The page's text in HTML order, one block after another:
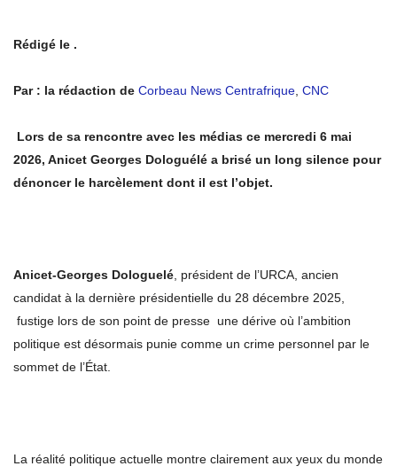
Rédigé le .
Par : la rédaction de Corbeau News Centrafrique, CNC
Lors de sa rencontre avec les médias ce mercredi 6 mai
2026, Anicet Georges Dologuélé a brisé un long silence pour
dénoncer le harcèlement dont il est l’objet.
Anicet-Georges Dologuelé, président de l’URCA, ancien
candidat à la dernière présidentielle du 28 décembre 2025,
fustige lors de son point de presse une dérive où l’ambition
politique est désormais punie comme un crime personnel par le
sommet de l’État.
La réalité politique actuelle montre clairement aux yeux du monde